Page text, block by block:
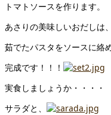
トマトソースを作ります。
あさりの美味しいおだしは
茹でたパスタをソースに絡
完成です！！！
実食しましょうか・・・・
サラダと、